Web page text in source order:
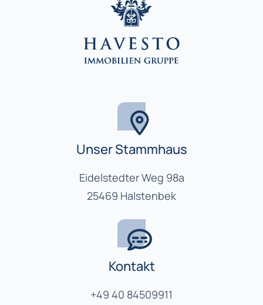
Unser Stammhaus
Eidelstedter Weg 98a
25469 Halstenbek
Kontakt
+49 40 84509911